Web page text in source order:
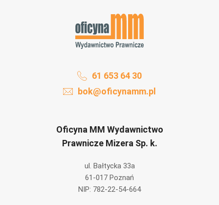
61 653 64 30
bok@oficynamm.pl
Oficyna MM Wydawnictwo
Prawnicze Mizera Sp. k.
ul. Bałtycka 33a
61-017 Poznań
NIP: 782-22-54-664